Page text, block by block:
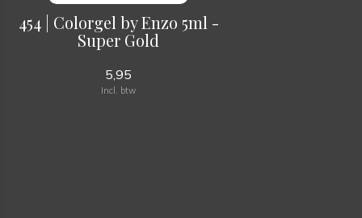
454 | Colorgel by Enzo 5ml -
Super Gold
5,95
Incl. btw